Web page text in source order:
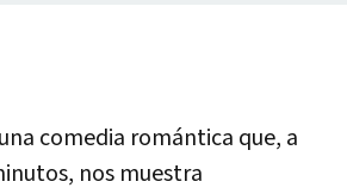
comedia romántica que, a
nos muestra